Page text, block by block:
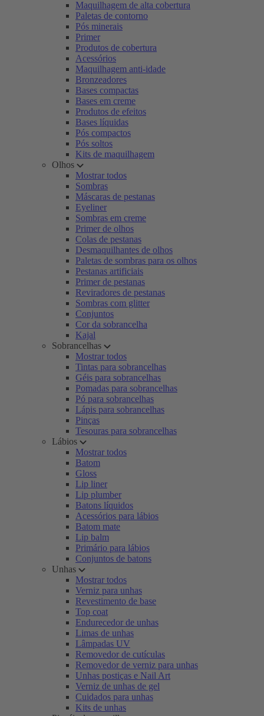
Maquilhagem de alta cobertura
Paletas de contorno
Pós minerais
Primer
Produtos de cobertura
Acessórios
Maquilhagem anti-idade
Bronzeadores
Bases compactas
Bases em creme
Produtos de efeitos
Bases líquidas
Pós compactos
Pós soltos
Kits de maquilhagem
Olhos
Mostrar todos
Sombras
Máscaras de pestanas
Eyeliner
Sombras em creme
Primer de olhos
Colas de pestanas
Desmaquilhantes de olhos
Paletas de sombras para os olhos
Pestanas artificiais
Primer de pestanas
Reviradores de pestanas
Sombras com glitter
Conjuntos
Cor da sobrancelha
Kajal
Sobrancelhas
Mostrar todos
Tintas para sobrancelhas
Géis para sobrancelhas
Pomadas para sobrancelhas
Pó para sobrancelhas
Lápis para sobrancelhas
Pinças
Tesouras para sobrancelhas
Lábios
Mostrar todos
Batom
Gloss
Lip liner
Lip plumber
Batons líquidos
Acessórios para lábios
Batom mate
Lip balm
Primário para lábios
Conjuntos de batons
Unhas
Mostrar todos
Verniz para unhas
Revestimento de base
Top coat
Endurecedor de unhas
Limas de unhas
Lâmpadas UV
Removedor de cutículas
Removedor de verniz para unhas
Unhas postiças e Nail Art
Verniz de unhas de gel
Cuidados para unhas
Kits de unhas